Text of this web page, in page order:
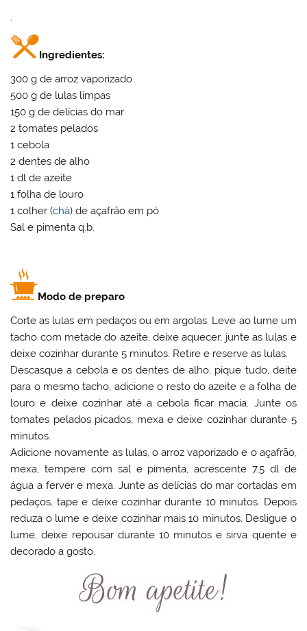
.
Ingredientes:
300 g de arroz vaporizado
500 g de lulas limpas
150 g de delícias do mar
2 tomates pelados
1 cebola
2 dentes de alho
1 dl de azeite
1 folha de louro
1 colher (chá) de açafrão em pó
Sal e pimenta q.b.
Modo de preparo
Corte as lulas em pedaços ou em argolas. Leve ao lume um
tacho com metade do azeite, deixe aquecer, junte as lulas e
deixe cozinhar durante 5 minutos. Retire e reserve as lulas.
Descasque a cebola e os dentes de alho, pique tudo, deite
para o mesmo tacho, adicione o resto do azeite e a folha de
louro e deixe cozinhar até a cebola ficar macia. Junte os
tomates pelados picados, mexa e deixe cozinhar durante 5
minutos.
Adicione novamente as lulas, o arroz vaporizado e o açafrão,
mexa, tempere com sal e pimenta, acrescente 7,5 dl de
água a ferver e mexa. Junte as delícias do mar cortadas em
pedaços, tape e deixe cozinhar durante 10 minutos. Depois
reduza o lume e deixe cozinhar mais 10 minutos. Desligue o
lume, deixe repousar durante 10 minutos e sirva quente e
decorado a gosto.